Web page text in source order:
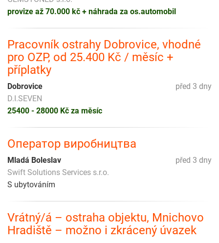
provize až 70.000 kč + náhrada za os.automobil
Pracovník ostrahy Dobrovice, vhodné
pro OZP, od 25.400 Kč / měsíc +
příplatky
před 3 dny
Dobrovice
D.I.SEVEN
25400 - 28000 Kč za měsíc
Оператор виробництва
před 3 dny
Mladá Boleslav
Swift Solutions Services s.r.o.
S ubytováním
Vrátný/á – ostraha objektu, Mnichovo
Hradiště – možno i zkrácený úvazek